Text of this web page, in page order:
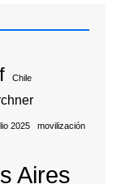
Chile
2025 movilización
Aires